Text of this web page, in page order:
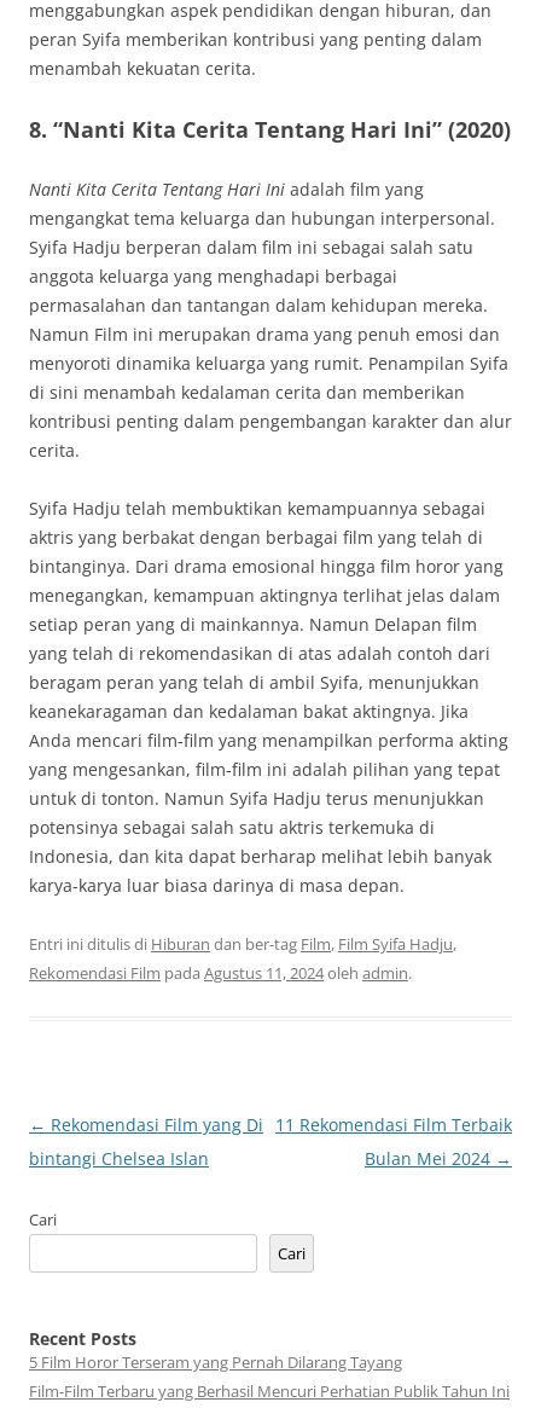
menggabungkan aspek pendidikan dengan hiburan, dan
peran Syifa memberikan kontribusi yang penting dalam
menambah kekuatan cerita.
8. “Nanti Kita Cerita Tentang Hari Ini” (2020)
Nanti Kita Cerita Tentang Hari Ini adalah film yang
mengangkat tema keluarga dan hubungan interpersonal.
Syifa Hadju berperan dalam film ini sebagai salah satu
anggota keluarga yang menghadapi berbagai
permasalahan dan tantangan dalam kehidupan mereka.
Namun Film ini merupakan drama yang penuh emosi dan
menyoroti dinamika keluarga yang rumit. Penampilan Syifa
di sini menambah kedalaman cerita dan memberikan
kontribusi penting dalam pengembangan karakter dan alur
cerita.
Syifa Hadju telah membuktikan kemampuannya sebagai
aktris yang berbakat dengan berbagai film yang telah di
bintanginya. Dari drama emosional hingga film horor yang
menegangkan, kemampuan aktingnya terlihat jelas dalam
setiap peran yang di mainkannya. Namun Delapan film
yang telah di rekomendasikan di atas adalah contoh dari
beragam peran yang telah di ambil Syifa, menunjukkan
keanekaragaman dan kedalaman bakat aktingnya. Jika
Anda mencari film-film yang menampilkan performa akting
yang mengesankan, film-film ini adalah pilihan yang tepat
untuk di tonton. Namun Syifa Hadju terus menunjukkan
potensinya sebagai salah satu aktris terkemuka di
Indonesia, dan kita dapat berharap melihat lebih banyak
karya-karya luar biasa darinya di masa depan.
Entri ini ditulis di Hiburan dan ber-tag Film, Film Syifa Hadju,
Rekomendasi Film pada Agustus 11, 2024oleh admin.
Navigasi
Tulisan
← Rekomendasi Film yang Di
bintangi Chelsea Islan
11 Rekomendasi Film Terbaik
Bulan Mei 2024 →
Cari
Cari
Recent Posts
5 Film Horor Terseram yang Pernah Dilarang Tayang
Film-Film Terbaru yang Berhasil Mencuri Perhatian Publik Tahun Ini